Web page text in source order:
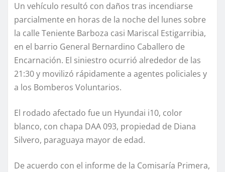
Un vehículo resultó con daños tras incendiarse
parcialmente en horas de la noche del lunes sobre
la calle Teniente Barboza casi Mariscal Estigarribia,
en el barrio General Bernardino Caballero de
Encarnación. El siniestro ocurrió alrededor de las
21:30 y movilizó rápidamente a agentes policiales y
a los Bomberos Voluntarios.
El rodado afectado fue un Hyundai i10, color
blanco, con chapa DAA 093, propiedad de Diana
Silvero, paraguaya mayor de edad.
De acuerdo con el informe de la Comisaría Primera,